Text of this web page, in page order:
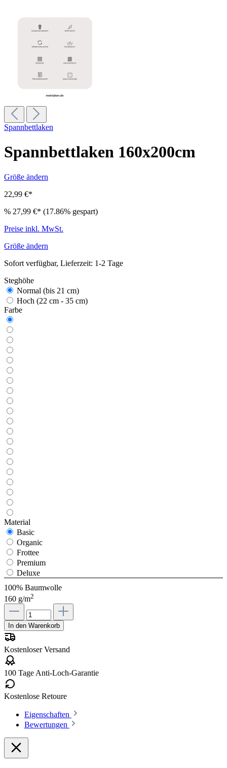
Spannbettlaken
Spannbettlaken 160x200cm
Größe ändern
22,99 €*
% 27,99 €* (17.86% gespart)
Preise inkl. MwSt.
Größe ändern
Sofort verfügbar, Lieferzeit: 1-2 Tage
Steghöhe
Normal (bis 21 cm)
Hoch (22 cm - 35 cm)
Farbe
Material
Basic
Organic
Frottee
Premium
Deluxe
100% Baumwolle
160 g/m2
In den Warenkorb
Kostenloser Versand
100 Tage Anti-Loch-Garantie
Kostenlose Retoure
Eigenschaften
Bewertungen